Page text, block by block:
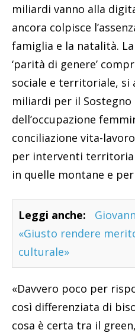
miliardi vanno alla
ancora colpisce
famiglia e la natalità.
‘parità di genere’
sociale e territoriale, si
miliardi per il
dell’occupazione
conciliazione vita-
per interventi
in quelle montane e per
Leggi anche:
«Giusto rendere
culturale»
«Davvero poco per
così differenziata di
cosa è certa tra il